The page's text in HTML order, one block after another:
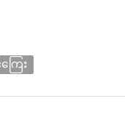
ြေး